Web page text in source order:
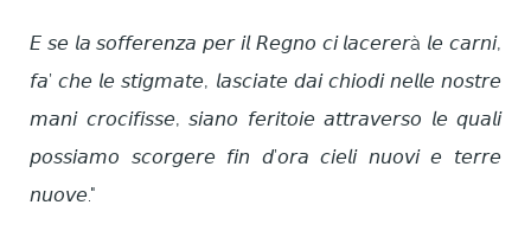
𝘌 𝘴𝘦 𝘭𝘢 𝘴𝘰𝘧𝘧𝘦𝘳𝘦𝘯𝘻𝘢 𝘱𝘦𝘳 𝘪𝘭 𝘙𝘦𝘨𝘯𝘰 𝘤𝘪 𝘭𝘢𝘤𝘦𝘳𝘦𝘳à 𝘭𝘦 𝘤𝘢𝘳𝘯𝘪,
𝘧𝘢’ 𝘤𝘩𝘦 𝘭𝘦 𝘴𝘵𝘪𝘨𝘮𝘢𝘵𝘦, 𝘭𝘢𝘴𝘤𝘪𝘢𝘵𝘦 𝘥𝘢𝘪 𝘤𝘩𝘪𝘰𝘥𝘪 𝘯𝘦𝘭𝘭𝘦 𝘯𝘰𝘴𝘵𝘳𝘦
𝘮𝘢𝘯𝘪 𝘤𝘳𝘰𝘤𝘪𝘧𝘪𝘴𝘴𝘦, 𝘴𝘪𝘢𝘯𝘰 𝘧𝘦𝘳𝘪𝘵𝘰𝘪𝘦 𝘢𝘵𝘵𝘳𝘢𝘷𝘦𝘳𝘴𝘰 𝘭𝘦 𝘲𝘶𝘢𝘭𝘪
𝘱𝘰𝘴𝘴𝘪𝘢𝘮𝘰 𝘴𝘤𝘰𝘳𝘨𝘦𝘳𝘦 𝘧𝘪𝘯 𝘥’𝘰𝘳𝘢 𝘤𝘪𝘦𝘭𝘪 𝘯𝘶𝘰𝘷𝘪 𝘦 𝘵𝘦𝘳𝘳𝘦
𝘯𝘶𝘰𝘷𝘦."